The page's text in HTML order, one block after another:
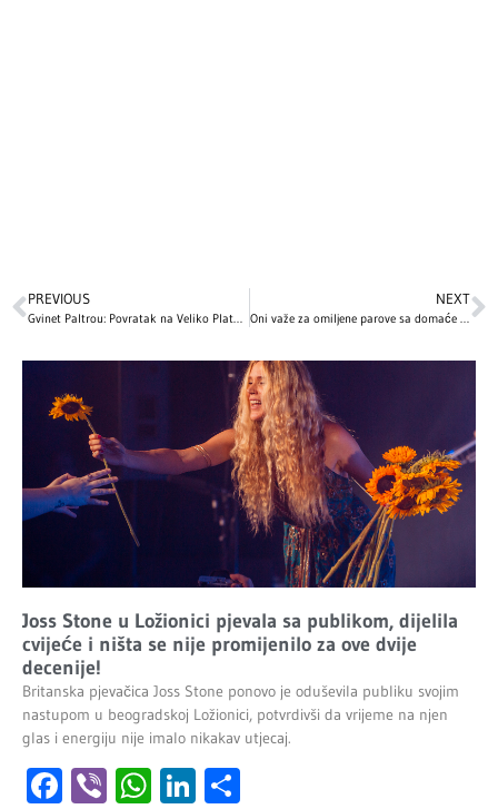
PREVIOUS
Gvinet Paltrou: Povratak na Veliko Platno nakon 15 Godina
NEXT
Oni važe za omiljene parove sa domaće influens scene
Joss Stone u Ložionici pjevala sa publikom, dijelila
cvijeće i ništa se nije promijenilo za ove dvije
decenije!
Britanska pjevačica Joss Stone ponovo je oduševila publiku svojim
nastupom u beogradskoj Ložionici, potvrdivši da vrijeme na njen
glas i energiju nije imalo nikakav utjecaj.
Facebook
ViberWhatsApp
LinkedIn